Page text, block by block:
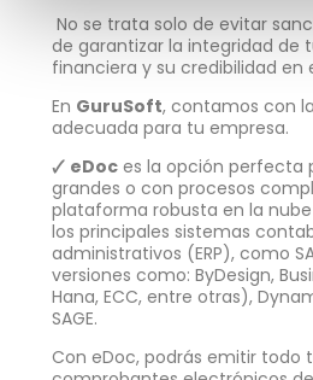
No se trata solo de evitar
de garantizar la integridad de
financiera y su credibilidad en
En GuruSoft, contamos con
adecuada para tu empresa.
🗸 eDoc es la opción perfecta
grandes o con procesos
plataforma robusta en la
los principales sistemas
administrativos (ERP), como
versiones como: ByDesign,
Hana, ECC, entre otras),
SAGE.
Con eDoc, podrás emitir todo